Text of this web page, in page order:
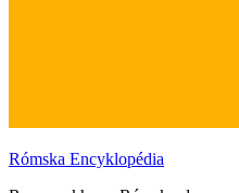
Rómska Encyklopédia